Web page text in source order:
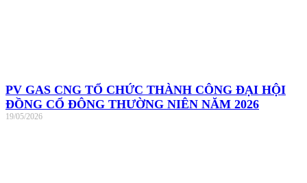
PV GAS CNG TỔ CHỨC THÀNH CÔNG ĐẠI HỘI
ĐỒNG CỔ ĐÔNG THƯỜNG NIÊN NĂM 2026
19/05/2026